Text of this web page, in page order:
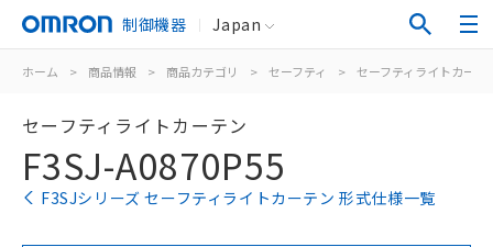
制御機器 Japan
ホーム > 商品情報 > 商品カテゴリ > セーフティ > セーフティライトカー
セーフティライトカーテン
F3SJ-A0870P55
F3SJシリーズ セーフティライトカーテン 形式仕様一覧